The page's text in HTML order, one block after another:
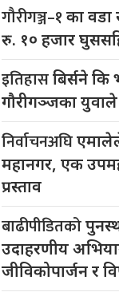
गौरीगञ्ज–१का
रु. १० हजार
इतिहासबिर्सने
गौरीगञ्जका युवाले
निर्वाचनअघि
महानगर, एक
प्रस्ताव
बाढीपीडितको
उदाहरणीय
जीविकोपार्जन र